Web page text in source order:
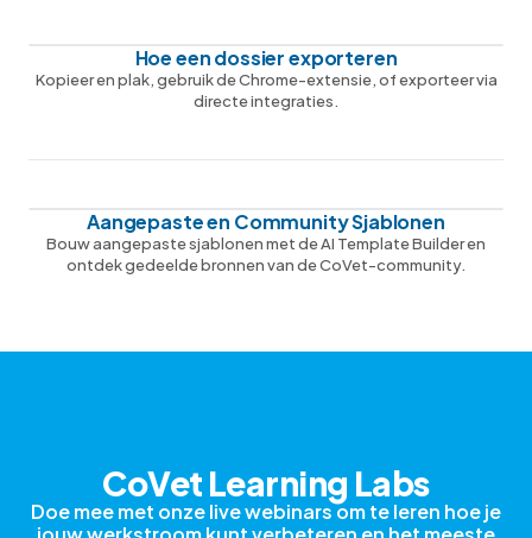
Hoe een dossier exporteren
Kopieer en plak, gebruik de Chrome-extensie, of exporteer via
directe integraties.
Aangepaste en Community Sjablonen
Bouw aangepaste sjablonen met de AI Template Builder en
ontdek gedeelde bronnen van de CoVet-community.
CoVet Learning Labs
Doe mee met onze live webinars om te leren hoe je